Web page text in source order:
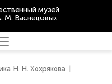
музей
М. Васнецовых
Н. Н. Хохрякова